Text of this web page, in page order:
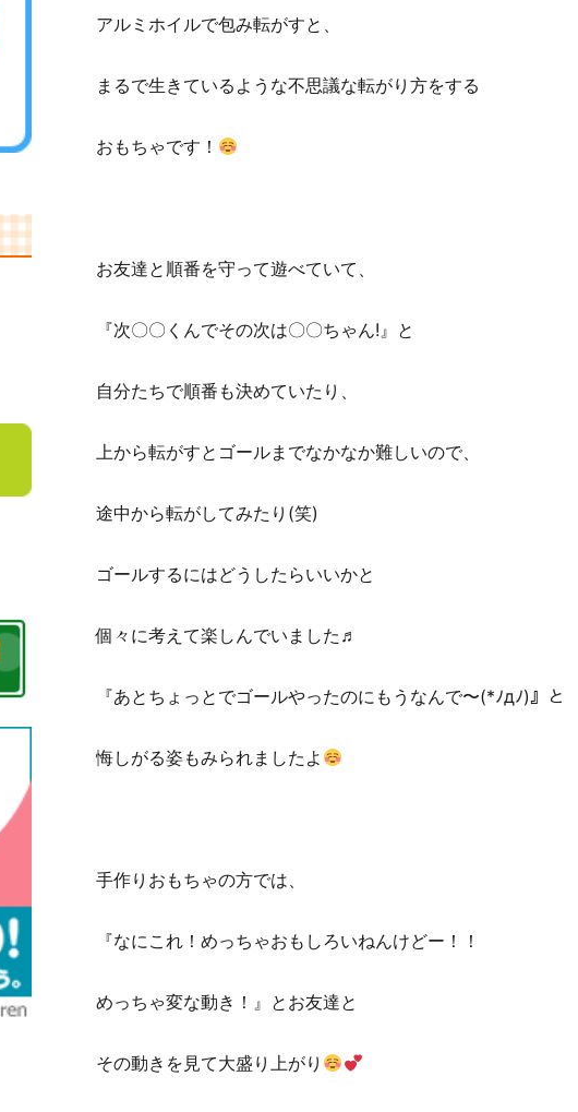
アルミホイルで包み転がすと、
まるで生きているような不思議な転がり方をする
おもちゃです！
お友達と順番を守って遊べていて、
『次〇〇くんでその次は〇〇ちゃん!』と
自分たちで順番も決めていたり、
上から転がすとゴールまでなかなか難しいので、
途中から転がしてみたり(笑)
ゴールするにはどうしたらいいかと
個々に考えて楽しんでいました♬
『あとちょっとでゴールやったのにもうなんで〜(*ﾉдﾉ)』と
悔しがる姿もみられましたよ
手作りおもちゃの方では、
『なにこれ！めっちゃおもしろいねんけどー！！
めっちゃ変な動き！』とお友達と
その動きを見て大盛り上がり